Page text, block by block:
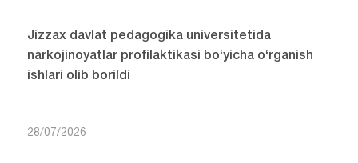
Jizzax davlat pedagogika universitetida
narkojinoyatlar profilaktikasi bo‘yicha o‘rganish
ishlari olib borildi
28/07/2026